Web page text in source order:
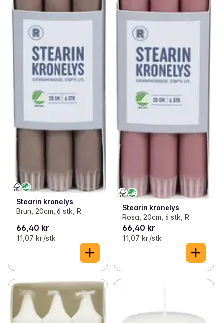
Stearin kronelys
Brun, 20cm, 6 stk, R
66,40 kr
11,07 kr /stk
Stearin kronelys
Rosa, 20cm, 6 stk, R
66,40 kr
11,07 kr /stk